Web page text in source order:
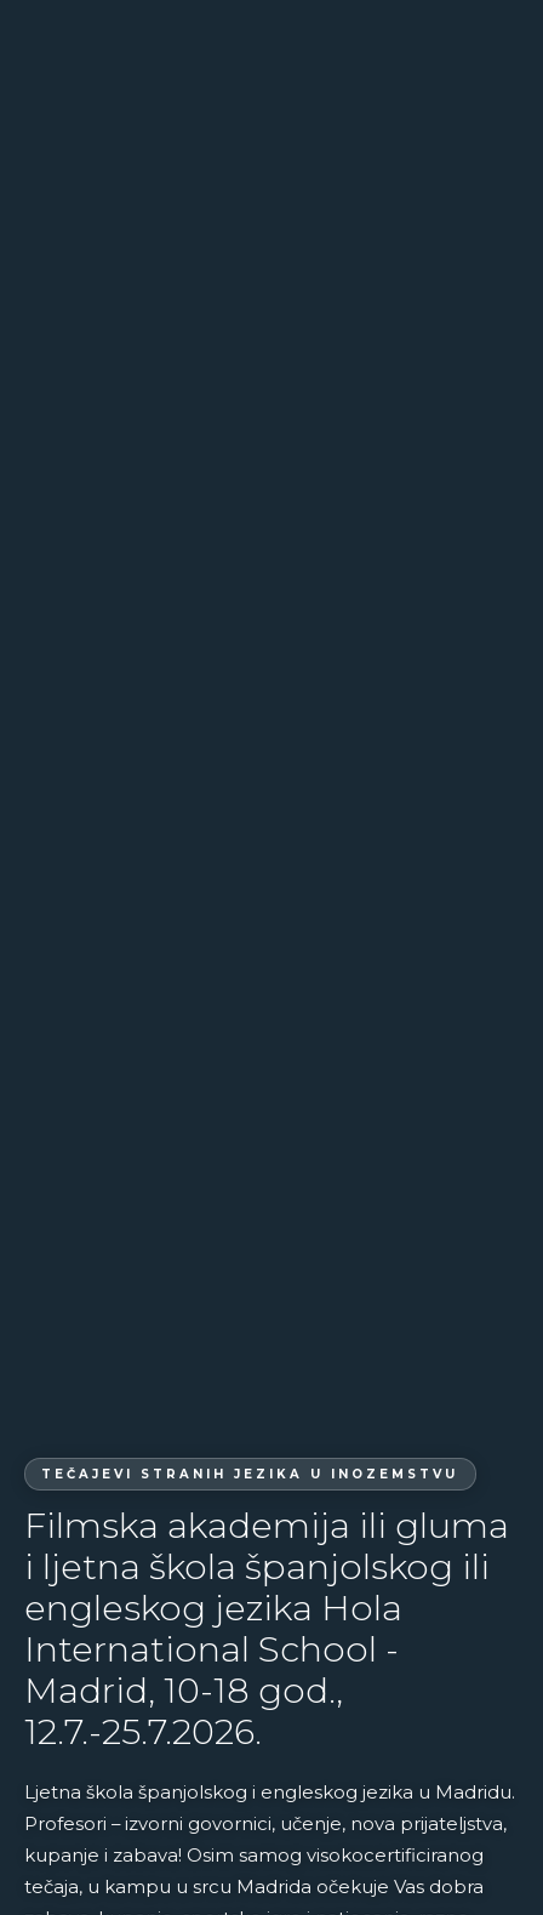
TEČAJEVI STRANIH JEZIKA U INOZEMSTVU
Filmska akademija ili gluma
i ljetna škola španjolskog ili
engleskog jezika Hola
International School -
Madrid, 10-18 god.,
12.7.-25.7.2026.
Ljetna škola španjolskog i engleskog jezika u Madridu.
Profesori – izvorni govornici, učenje, nova prijateljstva,
kupanje i zabava! Osim samog visokocertificiranog
tečaja, u kampu u srcu Madrida očekuje Vas dobra